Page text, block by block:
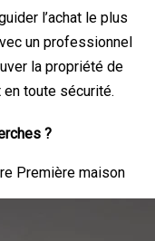
l’achat le plus
un professionnel
la propriété de
toute sécurité.
?
Première maison